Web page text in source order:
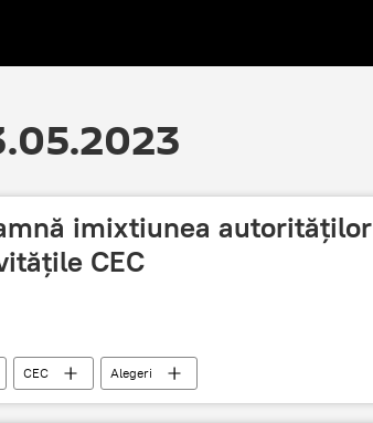
imixtiunea autorităților
CEC
CEC Alegeri